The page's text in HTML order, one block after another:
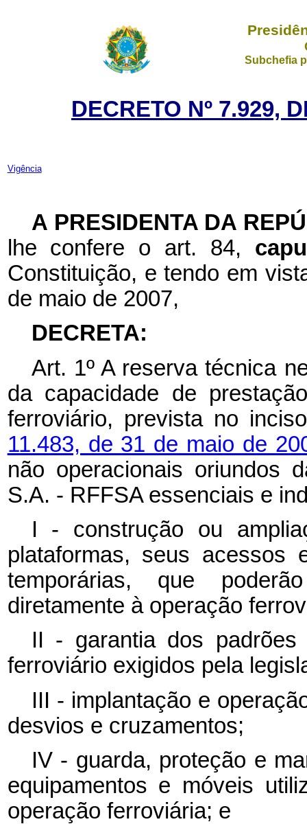
Subchefia
DECRETO Nº 7.929,
Vigência
A PRESIDENTA DA
lhe confere o art. 84,
Constituição, e tendo em
de maio de 2007,
DECRETA:
Art. 1º A reserva técnica
da capacidade de
ferroviário, prevista no
11.483, de 31 de maio de
não operacionais oriundos
S.A. - RFFSA essenciais e
I - construção ou
plataformas, seus acessos
temporárias, que
diretamente à operação
II - garantia dos
ferroviário exigidos pela
III - implantação e
desvios e cruzamentos;
IV - guarda, proteção e
equipamentos e móveis
operação ferroviária; e